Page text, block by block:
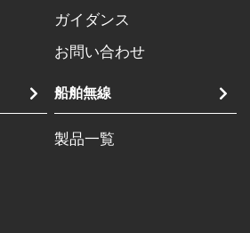
ガイダンス
お問い合わせ
船舶無線
製品一覧